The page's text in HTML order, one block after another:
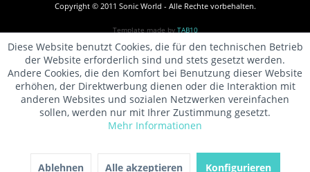
Copyright © 2011 Sonic World - Alle Rechte vorbehalten.
Template made by TAB10
Diese Website benutzt Cookies, die für den technischen Betrieb
der Website erforderlich sind und stets gesetzt werden.
Andere Cookies, die den Komfort bei Benutzung dieser Website
erhöhen, der Direktwerbung dienen oder die Interaktion mit
anderen Websites und sozialen Netzwerken vereinfachen
sollen, werden nur mit Ihrer Zustimmung gesetzt.
Mehr Informationen
Ablehnen Alle akzeptieren Konfigurieren